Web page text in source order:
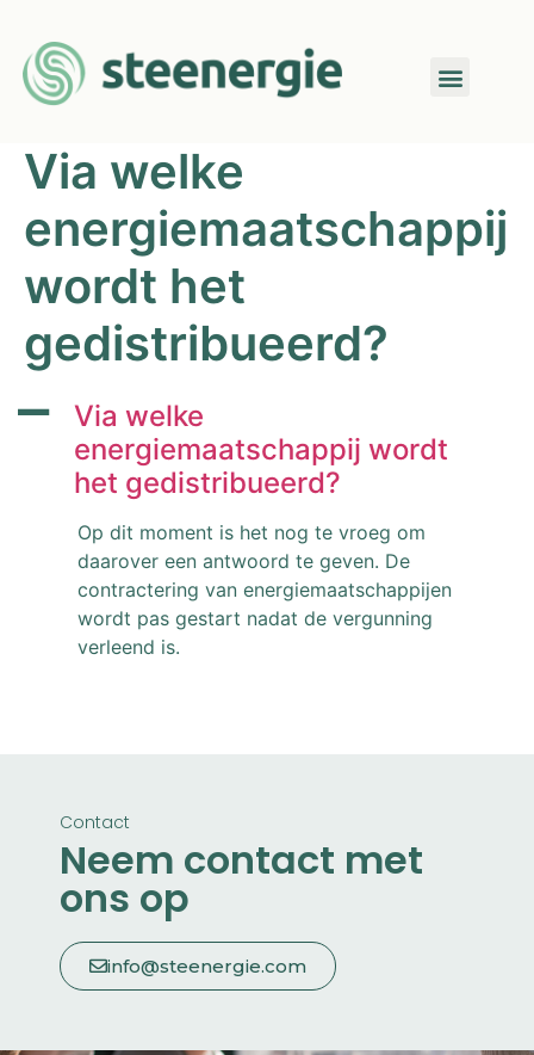
Via welke
energiemaatschappij
wordt het
gedistribueerd?
A
Via welke
energiemaatschappij wordt
het gedistribueerd?
Op dit moment is het nog te vroeg om
daarover een antwoord te geven. De
contractering van energiemaatschappijen
wordt pas gestart nadat de vergunning
verleend is.
Contact
Neem contact met
ons op
info@steenergie.com